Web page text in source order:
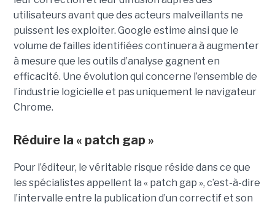
utilisateurs avant que des acteurs malveillants ne
puissent les exploiter. Google estime ainsi que le
volume de failles identifiées continuera à augmenter
à mesure que les outils d’analyse gagnent en
efficacité. Une évolution qui concerne l’ensemble de
l’industrie logicielle et pas uniquement le navigateur
Chrome.
Réduire la « patch gap »
Pour l’éditeur, le véritable risque réside dans ce que
les spécialistes appellent la « patch gap », c’est-à-dire
l’intervalle entre la publication d’un correctif et son